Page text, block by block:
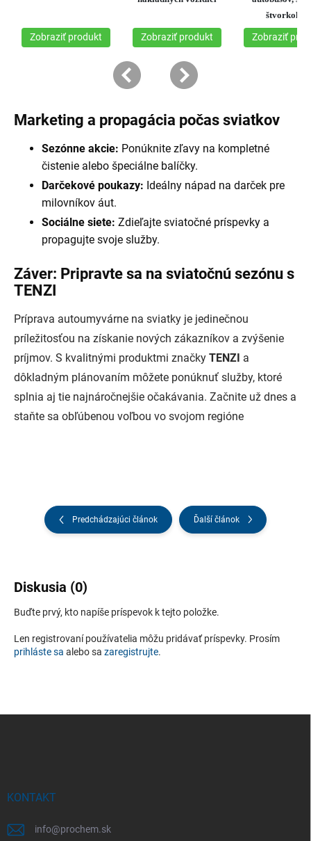
Marketing a propagácia počas sviatkov
Sezónne akcie: Ponúknite zľavy na kompletné
čistenie alebo špeciálne balíčky.
Darčekové poukazy: Ideálny nápad na darček pre
milovníkov áut.
Sociálne siete: Zdieľajte sviatočné príspevky a
propagujte svoje služby.
Záver: Pripravte sa na sviatočnú sezónu s
TENZI
Príprava autoumyvárne na sviatky je jedinečnou
príležitosťou na získanie nových zákazníkov a zvýšenie
príjmov. S kvalitnými produktmi značky TENZI a
dôkladným plánovaním môžete ponúknuť služby, ktoré
splnia aj tie najnáročnejšie očakávania. Začnite už dnes a
staňte sa obľúbenou voľbou vo svojom regióne
Predchádzajúci článok Ďalší článok
Diskusia (0)
Buďte prvý, kto napíše príspevok k tejto položke.
Len registrovaní používatelia môžu pridávať príspevky. Prosím
prihláste sa alebo sa zaregistrujte.
KONTAKT
info@prochem.sk